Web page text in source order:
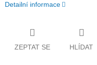
Detailní informace
ZEPTAT SE HLÍDAT